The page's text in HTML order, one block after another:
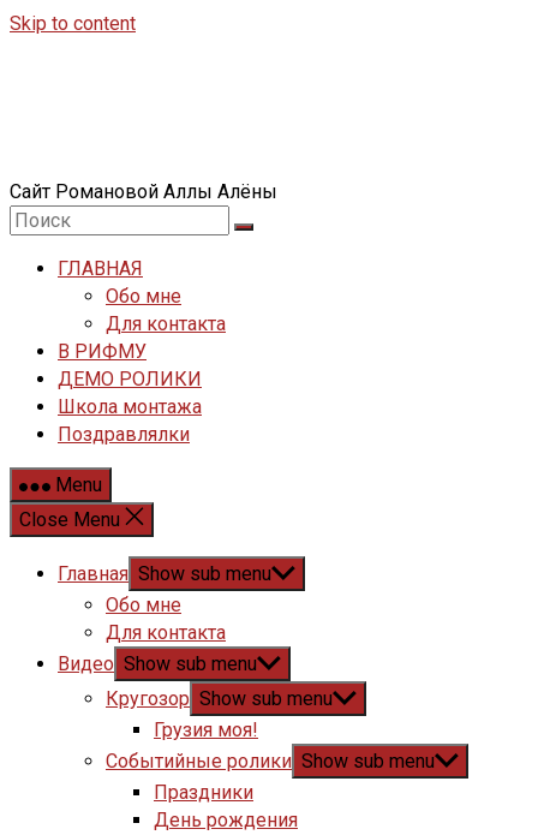
Skip to content
Сайт Романовой Аллы Алёны
ГЛАВНАЯ
Обо мне
Для контакта
В РИФМУ
ДЕМО РОЛИКИ
Школа монтажа
Поздравлялки
Menu
Close Menu
Главная Show sub menu
Обо мне
Для контакта
Видео Show sub menu
Кругозор Show sub menu
Грузия моя!
Событийные ролики Show sub menu
Праздники
День рождения